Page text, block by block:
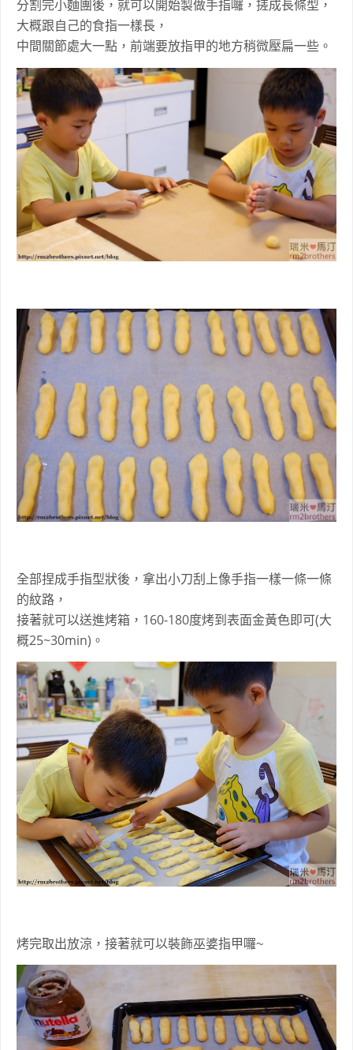
分割完小麵團後，就可以開始製做手指囉，搓成長條型，
大概跟自己的食指一樣長，
中間關節處大一點，前端要放指甲的地方稍微壓扁一些。
全部捏成手指型狀後，拿出小刀刮上像手指一樣一條一條
的紋路，
接著就可以送進烤箱，160-180度烤到表面金黃色即可(大
概25~30min)。
烤完取出放涼，接著就可以裝飾巫婆指甲囉~